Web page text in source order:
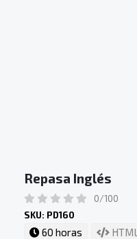
Repasa Inglés
0/100
SKU: PD160
60 horas HTML